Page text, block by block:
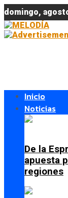
domingo,
Inicio
Noticias
De la
apuesta
regiones